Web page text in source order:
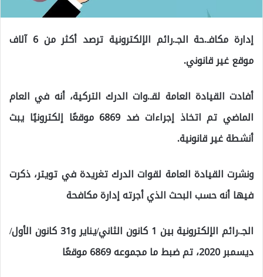
إدارة مكافـ.حة الجـ.رائم الإلكترونية ترصد أكثر من 6 آلاف
موقع غير قانوني.
أفادت القيادة العامة لقـ.وات الدرك التركية، أنه في العام
الماضي تم اتخاذ إجراءات ضد 6869 موقعًا إلكترونيًا يبث
أنشطة غير قانونية.
ونشرت القيادة العامة لقوات الدرك تغريدة في تويتر، ذكرت
فيها أنه حسب البحث الذي أجرته إدارة مكافحة
الجـ.رائم الإلكترونية بين 1 كانون الثاني/يناير و31 كانون الأول/
ديسمبر 2020، تم ضبط ما مجموعه 6869 موقعًا